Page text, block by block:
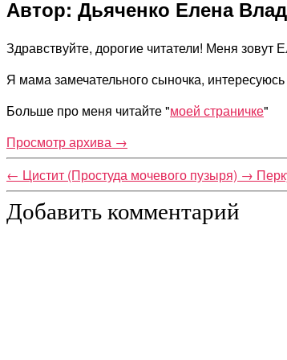
Автор: Дьяченко Елена
Здравствуйте, дорогие читатели! Меня зовут
Я мама замечательного сыночка,
Больше про меня читайте "моей страничке"
Просмотр архива →
← Цистит (Простуда мочевого пузыря) →
Добавить комментарий